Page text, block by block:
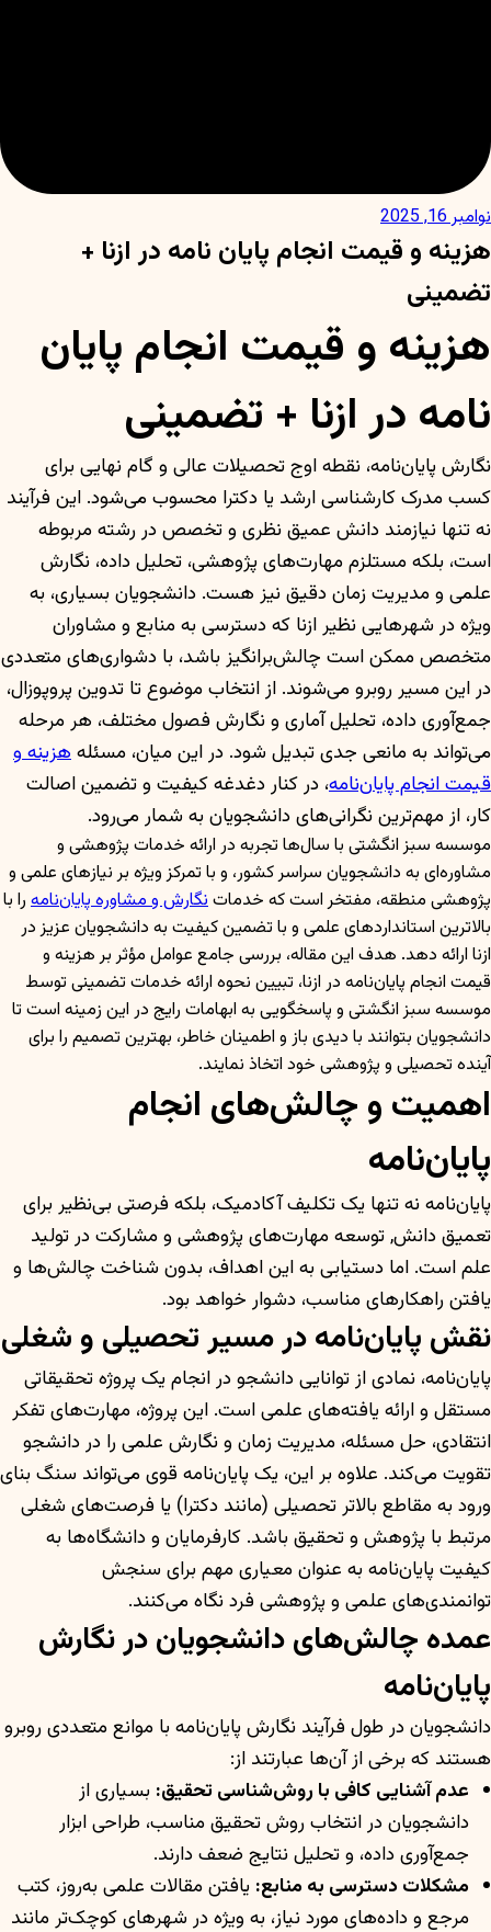
نوامبر 16, 2025
هزینه و قیمت انجام پایان نامه در ازنا +
تضمینی
هزینه و قیمت انجام پایان
نامه در ازنا + تضمینی
نگارش پایان‌نامه، نقطه اوج تحصیلات عالی و گام نهایی برای
کسب مدرک کارشناسی ارشد یا دکترا محسوب می‌شود. این فرآیند
نه تنها نیازمند دانش عمیق نظری و تخصص در رشته مربوطه
است، بلکه مستلزم مهارت‌های پژوهشی، تحلیل داده، نگارش
علمی و مدیریت زمان دقیق نیز هست. دانشجویان بسیاری، به
ویژه در شهرهایی نظیر ازنا که دسترسی به منابع و مشاوران
متخصص ممکن است چالش‌برانگیز باشد، با دشواری‌های متعددی
در این مسیر روبرو می‌شوند. از انتخاب موضوع تا تدوین پروپوزال،
جمع‌آوری داده، تحلیل آماری و نگارش فصول مختلف، هر مرحله
می‌تواند به مانعی جدی تبدیل شود. در این میان، مسئلههزینه و
قیمت انجام پایان‌نامه، در کنار دغدغه کیفیت و تضمین اصالت
کار، از مهم‌ترین نگرانی‌های دانشجویان به شمار می‌رود.
موسسه سبز انگشتی با سال‌ها تجربه در ارائه خدمات پژوهشی و
مشاوره‌ای به دانشجویان سراسر کشور، و با تمرکز ویژه بر نیازهای علمی و
پژوهشی منطقه، مفتخر است که خدماتنگارش و مشاوره پایان‌نامه را با
بالاترین استانداردهای علمی و با تضمین کیفیت به دانشجویان عزیز در
ازنا ارائه دهد. هدف این مقاله، بررسی جامع عوامل مؤثر بر هزینه و
قیمت انجام پایان‌نامه در ازنا، تبیین نحوه ارائه خدمات تضمینی توسط
موسسه سبز انگشتی و پاسخگویی به ابهامات رایج در این زمینه است تا
دانشجویان بتوانند با دیدی باز و اطمینان خاطر، بهترین تصمیم را برای
آینده تحصیلی و پژوهشی خود اتخاذ نمایند.
اهمیت و چالش‌های انجام
پایان‌نامه
پایان‌نامه نه تنها یک تکلیف آکادمیک، بلکه فرصتی بی‌نظیر برای
تعمیق دانش, توسعه مهارت‌های پژوهشی و مشارکت در تولید
علم است. اما دستیابی به این اهداف، بدون شناخت چالش‌ها و
یافتن راهکارهای مناسب، دشوار خواهد بود.
نقش پایان‌نامه در مسیر تحصیلی و شغلی
پایان‌نامه، نمادی از توانایی دانشجو در انجام یک پروژه تحقیقاتی
مستقل و ارائه یافته‌های علمی است. این پروژه، مهارت‌های تفکر
انتقادی، حل مسئله، مدیریت زمان و نگارش علمی را در دانشجو
تقویت می‌کند. علاوه بر این، یک پایان‌نامه قوی می‌تواند سنگ بنای
ورود به مقاطع بالاتر تحصیلی (مانند دکترا) یا فرصت‌های شغلی
مرتبط با پژوهش و تحقیق باشد. کارفرمایان و دانشگاه‌ها به
کیفیت پایان‌نامه به عنوان معیاری مهم برای سنجش
توانمندی‌های علمی و پژوهشی فرد نگاه می‌کنند.
عمده چالش‌های دانشجویان در نگارش
پایان‌نامه
دانشجویان در طول فرآیند نگارش پایان‌نامه با موانع متعددی روبرو
هستند که برخی از آن‌ها عبارتند از:
عدم آشنایی کافی با روش‌شناسی تحقیق: بسیاری از
دانشجویان در انتخاب روش تحقیق مناسب، طراحی ابزار
جمع‌آوری داده، و تحلیل نتایج ضعف دارند.
مشکلات دسترسی به منابع: یافتن مقالات علمی به‌روز، کتب
مرجع و داده‌های مورد نیاز، به ویژه در شهرهای کوچک‌تر مانند